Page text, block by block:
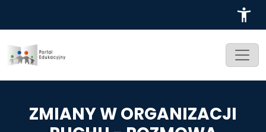
ZMIANY W ORGANIZACJI